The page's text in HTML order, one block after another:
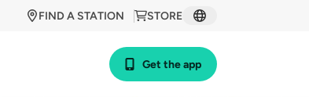
STORE
FIND A STATION
Get the app